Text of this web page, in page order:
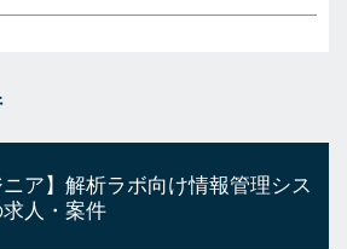
ニア】解析ラボ向け情報管理シス
人・案件